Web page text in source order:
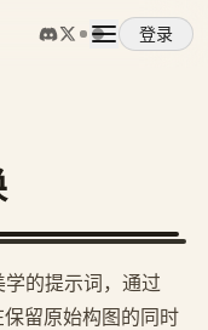
登录
的提示词，通过
留原始构图的同时